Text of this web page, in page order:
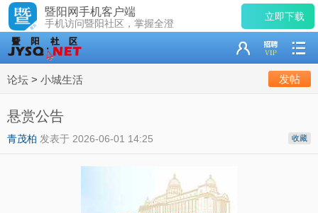
暨阳网手机客户端
手机访问暨阳社区，掌握全澄
立即下载
论坛 > 小城生活 发帖
悬赏公告
收藏
青茂柏 发表于 2026-06-01 14:25